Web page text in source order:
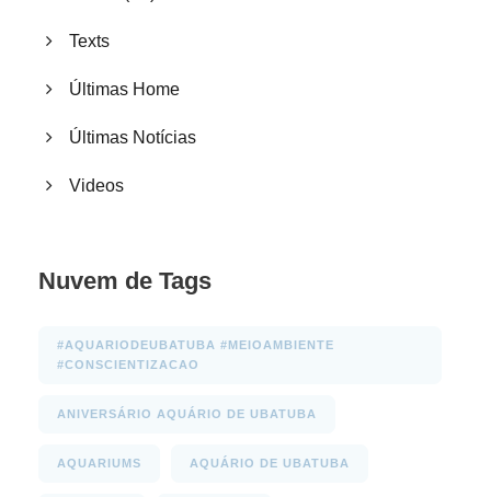
Texts
Últimas Home
Últimas Notícias
Videos
Nuvem de Tags
#AQUARIODEUBATUBA #MEIOAMBIENTE
#CONSCIENTIZACAO
ANIVERSÁRIO AQUÁRIO DE UBATUBA
AQUARIUMS AQUÁRIO DE UBATUBA